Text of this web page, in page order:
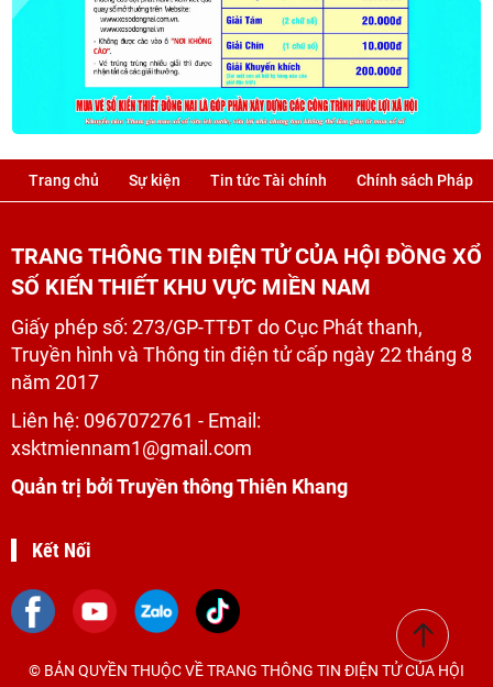
Trang chủ Sự kiện Tin tức Tài chính Chính sách Pháp
TRANG THÔNG TIN ĐIỆN TỬ CỦA HỘI ĐỒNG XỔ
SỐ KIẾN THIẾT KHU VỰC MIỀN NAM
Giấy phép số: 273/GP-TTĐT do Cục Phát thanh,
Truyền hình và Thông tin điện tử cấp ngày 22 tháng 8
năm 2017
Liên hệ: 0967072761 - Email:
xsktmiennam1@gmail.com
Quản trị bởi Truyền thông Thiên Khang
Kết Nối
© BẢN QUYỀN THUỘC VỀ TRANG THÔNG TIN ĐIỆN TỬ CỦA HỘI